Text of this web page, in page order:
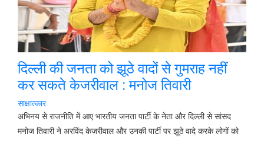
दिल्ली की जनता को झूठे वादों से गुमराह नहीं
कर सकते केजरीवाल : मनोज तिवारी
साक्षात्कार
अभिनय से राजनीति में आए भारतीय जनता पार्टी के नेता और दिल्ली से सांसद
मनोज तिवारी ने अरविंद केजरीवाल और उनकी पार्टी पर झूठे वादे करके लोगों को